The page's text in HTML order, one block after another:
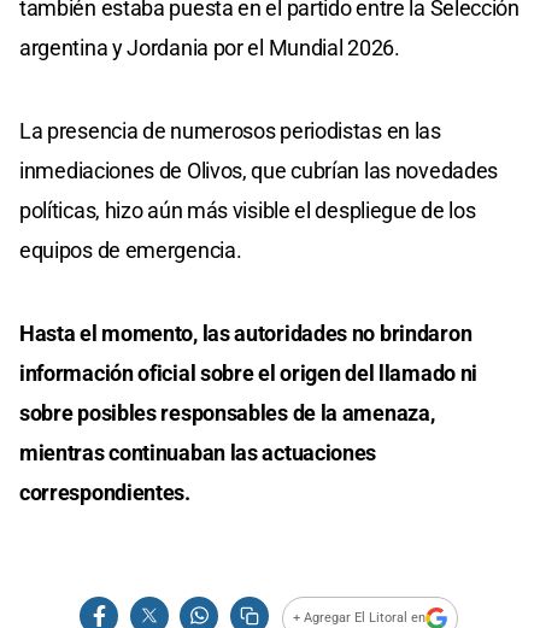
también estaba puesta en el partido entre la Selección
argentina y Jordania por el Mundial 2026.
La presencia de numerosos periodistas en las
inmediaciones de Olivos, que cubrían las novedades
políticas, hizo aún más visible el despliegue de los
equipos de emergencia.
Hasta el momento, las autoridades no brindaron
información oficial sobre el origen del llamado ni
sobre posibles responsables de la amenaza,
mientras continuaban las actuaciones
correspondientes.
+ Agregar El Litoral en